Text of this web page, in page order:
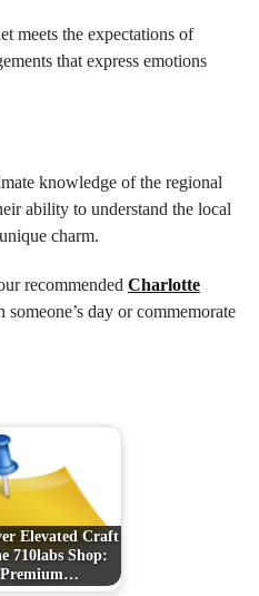
meets the expectations of
that express emotions
knowledge of the regional
ability to understand the local
charm.
recommended Charlotte
day or commemorate
Elevated Craft
710labs Shop:
Premium…